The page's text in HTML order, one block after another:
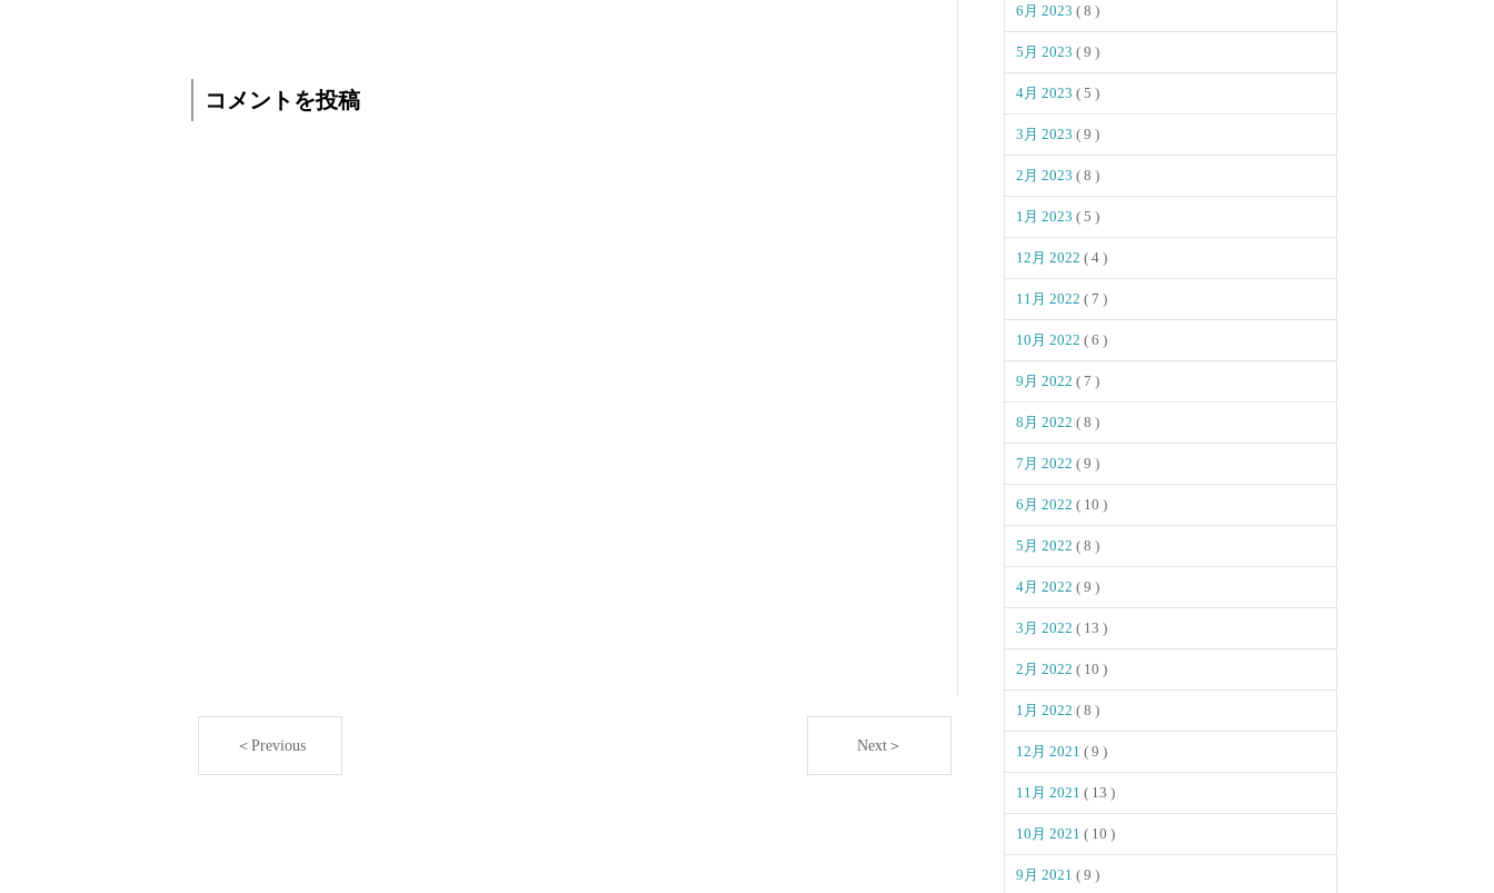
コメントを投稿
＜Previous Next＞
6月 2023 ( 8 )
5月 2023 ( 9 )
4月 2023 ( 5 )
3月 2023 ( 9 )
2月 2023 ( 8 )
1月 2023 ( 5 )
12月 2022 ( 4 )
11月 2022 ( 7 )
10月 2022 ( 6 )
9月 2022 ( 7 )
8月 2022 ( 8 )
7月 2022 ( 9 )
6月 2022 ( 10 )
5月 2022 ( 8 )
4月 2022 ( 9 )
3月 2022 ( 13 )
2月 2022 ( 10 )
1月 2022 ( 8 )
12月 2021 ( 9 )
11月 2021 ( 13 )
10月 2021 ( 10 )
9月 2021 ( 9 )